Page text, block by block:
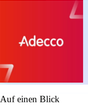
Auf einen Blick